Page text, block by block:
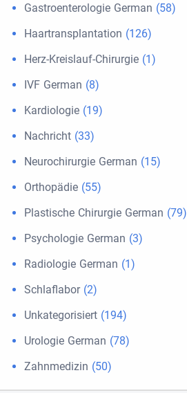
Gastroenterologie German (58)
Haartransplantation (126)
Herz-Kreislauf-Chirurgie (1)
IVF German (8)
Kardiologie (19)
Nachricht (33)
Neurochirurgie German (15)
Orthopädie (55)
Plastische Chirurgie German (79)
Psychologie German (3)
Radiologie German (1)
Schlaflabor(2)
Unkategorisiert (194)
Urologie German (78)
Zahnmedizin (50)